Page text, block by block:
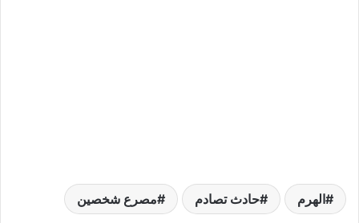
الهرم حادث تصادم مصرع شخصين